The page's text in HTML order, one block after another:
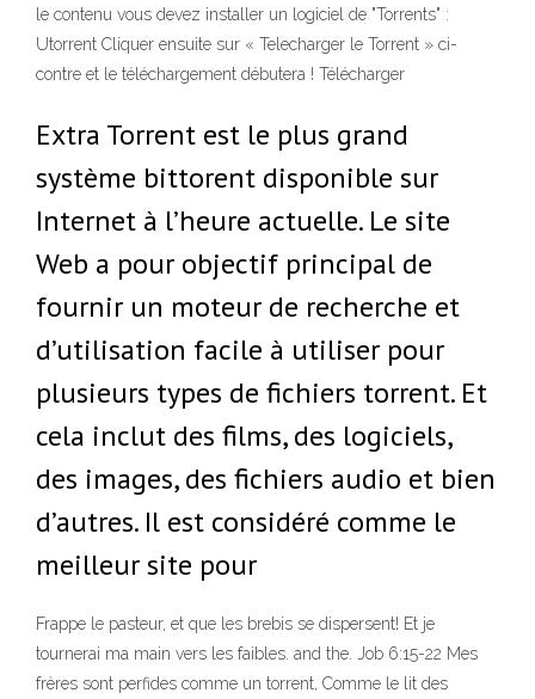
le contenu vous devez installer un logiciel de "Torrents" :
Utorrent Cliquer ensuite sur « Telecharger le Torrent » ci-
contre et le téléchargement débutera ! Télécharger
Extra Torrent est le plus grand
système bittorent disponible sur
Internet à l’heure actuelle. Le site
Web a pour objectif principal de
fournir un moteur de recherche et
d’utilisation facile à utiliser pour
plusieurs types de fichiers torrent. Et
cela inclut des films, des logiciels,
des images, des fichiers audio et bien
d’autres. Il est considéré comme le
meilleur site pour
Frappe le pasteur, et que les brebis se dispersent! Et je
tournerai ma main vers les faibles. and the. Job 6:15-22 Mes
frères sont perfides comme un torrent, Comme le lit des